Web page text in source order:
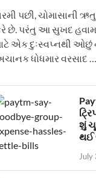
પછી, ચોમાસાની
છે. પરંતુ આ સુખદ
એક દુઃસ્વપ્નથી ઓછું
ધોધમાર વરસાદ …
શું
થઈ
July